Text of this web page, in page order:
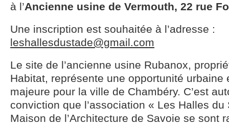
à l’Ancienne usine de Vermouth, 22 rue
Une inscription est souhaitée à l’adresse :
leshallesdustade@gmail.com
Le site de l’ancienne usine Rubanox,
Habitat, représente une opportunité urbaine
majeure pour la ville de Chambéry. C’est
conviction que l’association « Les Halles du
Maison de l’Architecture de Savoie se sont